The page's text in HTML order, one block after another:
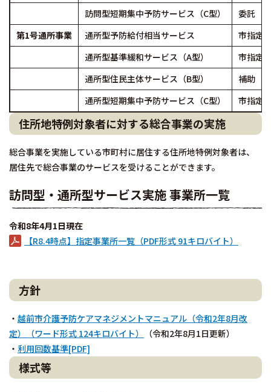
訪問型短期集中予防サービス（C型）
委託
第1号通所事業
通所型予防給付相当サービス
市指定
通所型基準緩和サービス（A型）
市指定
通所型住民主体サービス（B型）
補助
通所型短期集中予防サービス（C型）
市指定
住所地特例対象者に対する総合事業の実施
総合事業を実施している市町村に居住する住所地特例対象者は、
居住先で総合事業のサービスを受けることができます。
訪問型・通所型サービス実施 事業所一覧
令和8年4月1日現在
【R8.4時点】指定事業所一覧（PDF形式 91キロバイト）
方針
・ 越前市介護予防ケアマネジメントマニュアル（令和2年8月改
定）（ワード形式 124キロバイト）
（令和2年8月1日更新）
・ 利用回数基準[PDF]
様式等